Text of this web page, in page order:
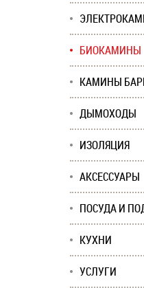
БИОКАМИНЫ
КАМИНЫ
ДЫМОХОДЫ
ИЗОЛЯЦИЯ
АКСЕССУАРЫ
ПОСУДА И
КУХНИ
УСЛУГИ